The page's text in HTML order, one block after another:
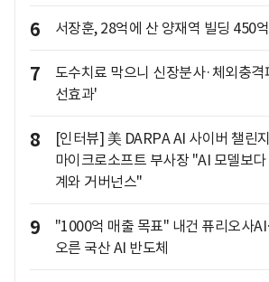
6 서장훈, 28억에 산 양재역 빌딩 450
7
도수치료 막으니 신장분사·체외충
선효과'
8
[인터뷰] 美 DARPA AI 사이버 챌린
마이크로소프트 부사장 "AI 모델보다
계와 거버넌스"
9
"1000억 매출 목표" 내건 퓨리오사
오른 국산 AI 반도체